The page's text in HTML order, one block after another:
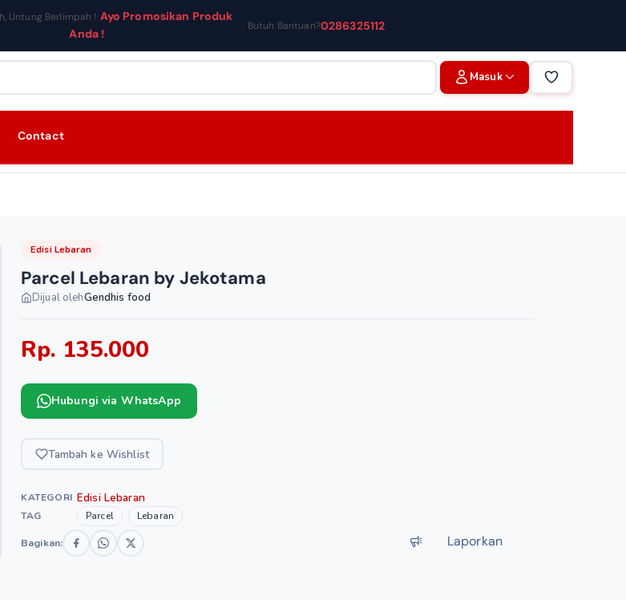
Untung Berlimpah ! Ayo Promosikan Produk
Anda !
Butuh Bantuan?0286325112
Masuk
Contact
Edisi Lebaran
Parcel Lebaran by Jekotama
Dijual olehGendhis food
Rp. 135.000
Hubungi via WhatsApp
Tambah ke Wishlist
KATEGORI Edisi Lebaran
TAG Parcel Lebaran
Bagikan: Laporkan